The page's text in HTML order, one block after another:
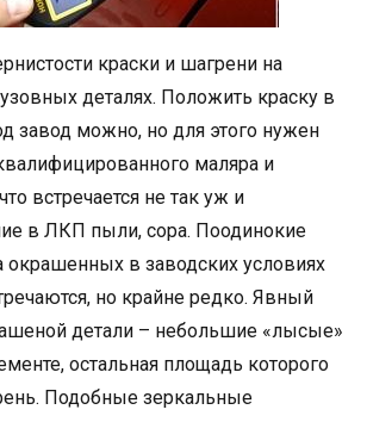
краски и шагрени на
деталях. Положить краску в
завод можно, но для этого нужен
маляра и
встречается не так уж и
в ЛКП пыли, сора. Поодинокие
окрашенных в заводских условиях
но крайне редко. Явный
детали – небольшие «лысые»
остальная площадь которого
Подобные зеркальные